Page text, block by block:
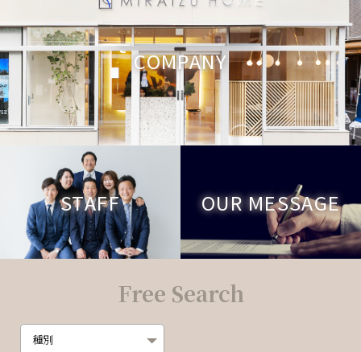
COMPANY
STAFF OUR MESSAGE
Free Search